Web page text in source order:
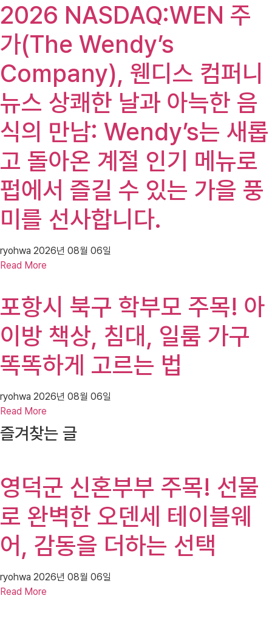
2026 NASDAQ:WEN 주
가(The Wendy’s
Company), 웬디스 컴퍼니
뉴스 상쾌한 날과 아늑한 음
식의 만남: Wendy’s는 새롭
고 돌아온 계절 인기 메뉴로
펍에서 즐길 수 있는 가을 풍
미를 선사합니다.
ryohwa 2026년 08월 06일
Read More
포항시 북구 학부모 주목! 아
이방 책상, 침대, 일룸 가구
똑똑하게 고르는 법
ryohwa 2026년 08월 06일
Read More
즐겨찾는 글
영덕군 신혼부부 주목! 선물
로 완벽한 오덴세 테이블웨
어, 감동을 더하는 선택
ryohwa 2026년 08월 06일
Read More